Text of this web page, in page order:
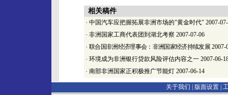
相关稿件
· 中国汽车应把握拓展非洲市场的"黄金时代" 2007-
· 非洲国家工商代表团到湖北考察 2007-07-06
· 联合国非洲经济理事会：非洲国家经济持续发展 2007-
· 环境成为非洲银行贷款风险评估内容之一 2007-06-
· 南部非洲国家正积极推广节能灯 2007-06-14
关于我们 | 版面设置